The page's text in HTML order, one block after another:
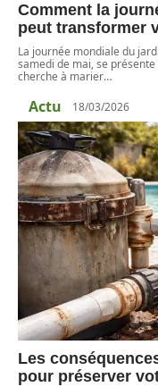
Comment la
peut transformer
La journée mondiale du
samedi de mai, se
cherche à marier…
Actu 18/03/2026
Les
pour préserver